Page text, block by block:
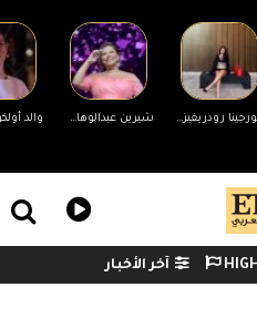
جورجينا رودريغيز ترد على منتقدي جسمها شيرين عبدالوهاب تحضر مفاجأة لجمهورها في حفلها غدًا بالساحل الشمالي
Menu
Watch menu
آخر الأخبار